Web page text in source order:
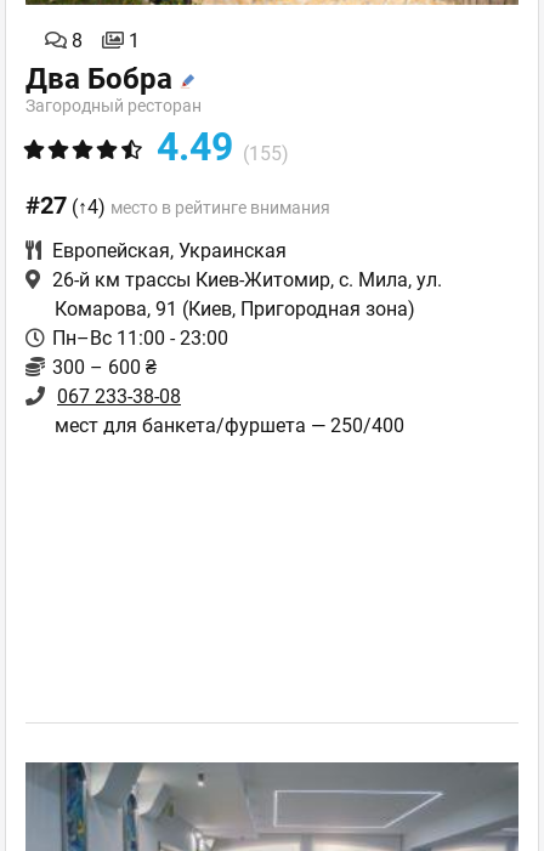
8 1
Два Бобра
Загородный ресторан
4.49 (155)
#27 (↑4) место в рейтинге внимания
Европейская, Украинская
26-й км трассы Киев-Житомир, с. Мила, ул.
Комарова, 91 (Киев, Пригородная зона)
Пн–Вс 11:00 - 23:00
300 – 600 ₴
067 233-38-08
мест для банкета/фуршета — 250/400